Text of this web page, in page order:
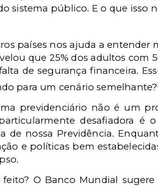
sistema público. E o que isso
países nos ajuda a entender
que 25% dos adultos com
de segurança financeira.
para um cenário semelhante?
previdenciário não é um
desafiadora
de nossa Previdência.
e políticas bem
O Banco Mundial